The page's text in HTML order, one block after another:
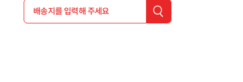
배송지를 입력해 주세요